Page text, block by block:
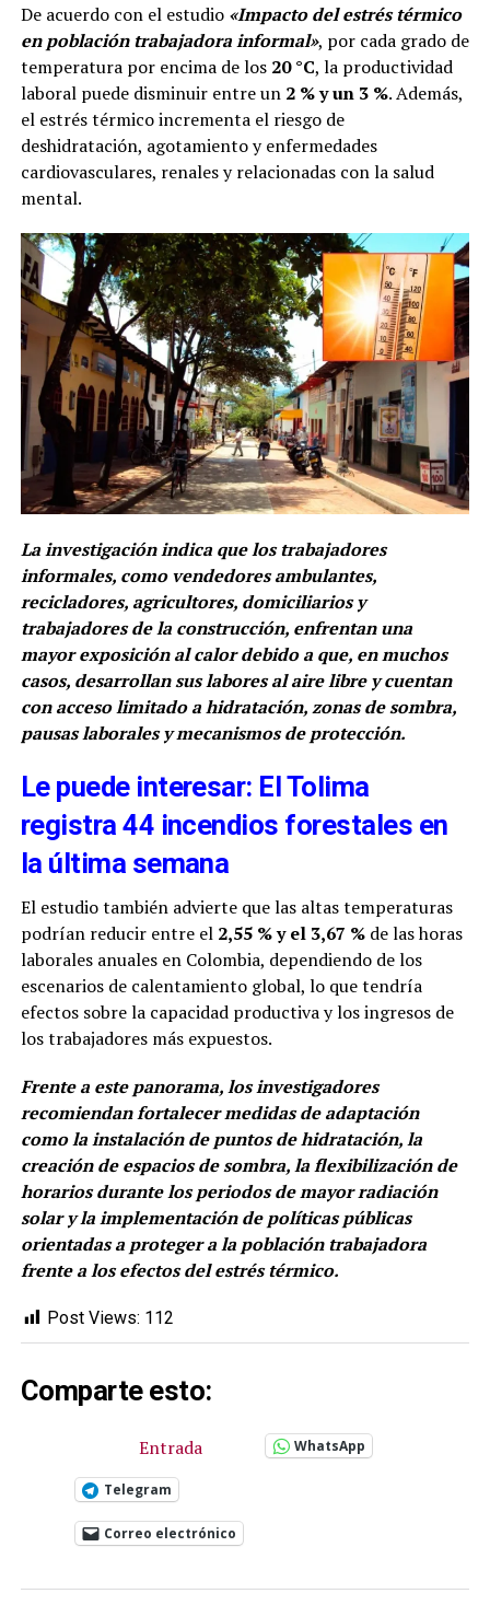
De acuerdo con el estudio «Impacto del estrés térmico
en población trabajadora informal», por cada grado de
temperatura por encima de los 20 °C, la productividad
laboral puede disminuir entre un 2 % y un 3 %. Además,
el estrés térmico incrementa el riesgo de
deshidratación, agotamiento y enfermedades
cardiovasculares, renales y relacionadas con la salud
mental.
La investigación indica que los trabajadores
informales, como vendedores ambulantes,
recicladores, agricultores, domiciliarios y
trabajadores de la construcción, enfrentan una
mayor exposición al calor debido a que, en muchos
casos, desarrollan sus labores al aire libre y cuentan
con acceso limitado a hidratación, zonas de sombra,
pausas laborales y mecanismos de protección.
Le puede interesar: El Tolima
registra 44 incendios forestales en
la última semana
El estudio también advierte que las altas temperaturas
podrían reducir entre el 2,55 % y el 3,67 %de las horas
laborales anuales en Colombia, dependiendo de los
escenarios de calentamiento global, lo que tendría
efectos sobre la capacidad productiva y los ingresos de
los trabajadores más expuestos.
Frente a este panorama, los investigadores
recomiendan fortalecer medidas de adaptación
como la instalación de puntos de hidratación, la
creación de espacios de sombra, la flexibilización de
horarios durante los periodos de mayor radiación
solar y la implementación de políticas públicas
orientadas a proteger a la población trabajadora
frente a los efectos del estrés térmico.
Post Views: 112
Comparte esto:
Entrada WhatsApp
Telegram
Correo electrónico